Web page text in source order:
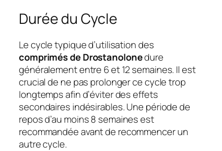
Durée du Cycle
Le cycle typique d’utilisation des
comprimés de Drostanolonedure
généralement entre 6 et 12 semaines. Il est
crucial de ne pas prolonger ce cycle trop
longtemps afin d’éviter des effets
secondaires indésirables. Une période de
repos d’au moins 8 semaines est
recommandée avant de recommencer un
autre cycle.